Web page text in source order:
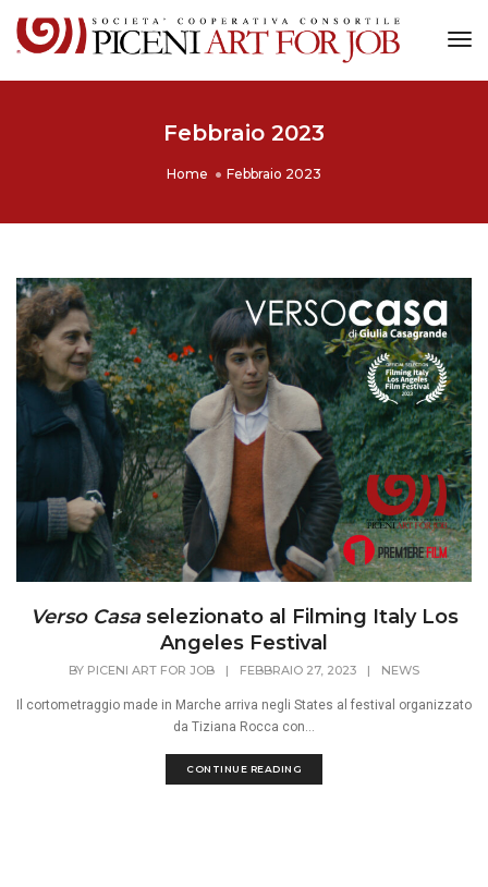
Febbraio 2023
Home Febbraio 2023
Verso Casaselezionato al Filming Italy Los
Angeles Festival
BY PICENI ART FOR JOB | FEBBRAIO 27, 2023 | NEWS
Il cortometraggio made in Marche arriva negli States al festival organizzato
da Tiziana Rocca con...
CONTINUE READING